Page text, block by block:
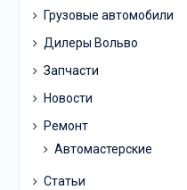
Грузовые автомобили
Дилеры Вольво
Запчасти
Новости
Ремонт
Автомастерские
Статьи